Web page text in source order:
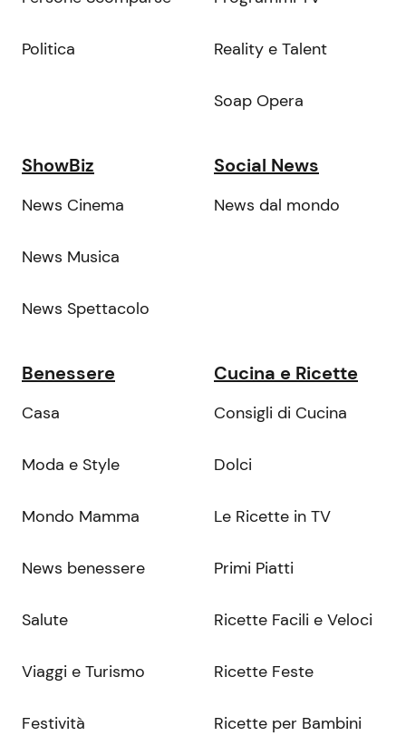
Politica Reality e Talent
Soap Opera
ShowBiz
News Cinema
News Musica
News Spettacolo
Social News
News dal mondo
Benessere
Casa
Moda e Style
Mondo Mamma
News benessere
Salute
Viaggi e Turismo
Festività
Cucina e Ricette
Consigli di Cucina
Dolci
Le Ricette in TV
Primi Piatti
Ricette Facili e Veloci
Ricette Feste
Ricette per Bambini